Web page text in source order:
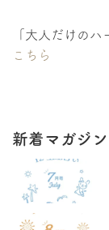
「大人だけの
こちら
新着マガジン